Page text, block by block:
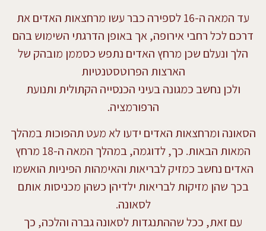
עד המאה ה-16 לספירה כבר עשו מרחצאות האדים את
דרכם לכל רחבי אירופה, אך באופן הדרגתי השימוש בהם
הלך ונעלם שכן מרחץ האדים נתפש כסממן מובהק של
הארצות הפרוטסטנטיות
ולכן נחשב כמגונה בעיני הכנסייה הקתולית ותנועת
הרפורמציה.
הסאונה ומרחצאות האדים ידעו לא מעט תהפוכות במהלך
המאות הבאות. כך, לדוגמה, במהלך המאה ה-18 מרחץ
האדים נחשב כמזיק לבריאות והאימהות הפיניות הואשמו
בכך שהן מזיקות לבריאות ילדיהן כשהן מכניסות אותם
לסאונה.
עם זאת, ככל שההתנגדות לסאונה גברה והלכה, כך